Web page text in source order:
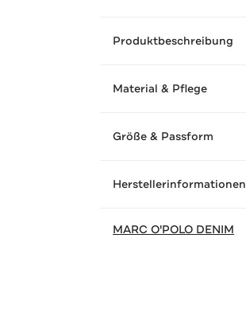
Produktbeschreibung
Material & Pflege
Größe & Passform
Herstellerinformationen
MARC O'POLO DENIM